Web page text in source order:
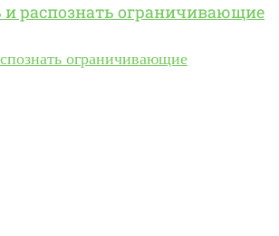
и распознать ограничивающие
ограничивающие